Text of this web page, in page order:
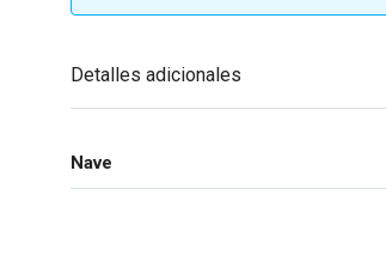
Detalles adicionales
Nave